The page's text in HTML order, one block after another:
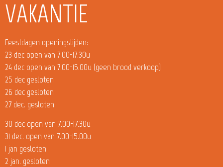
VAKANTIE
Feestdagen openingstijden:
23 dec open van 7.00-17.30u
24 dec open van 7.00-15.00u (geen brood verkoop)
25 dec gesloten
26 dec gesloten
27 dec. gesloten
30 dec open van 7.00-17.30u
31 dec. open van 7.00-15.00u
1 jan gesloten
2 jan. gesloten